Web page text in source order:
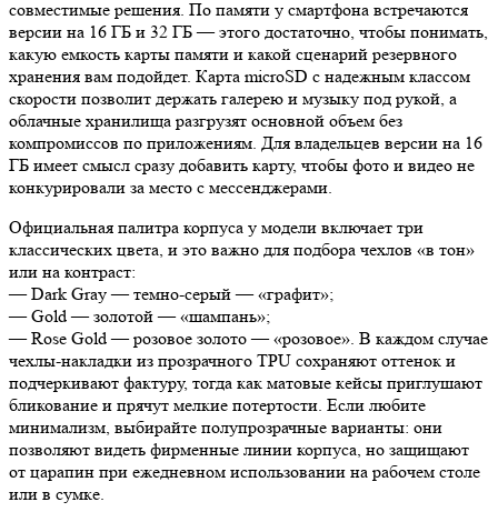
совместимые решения. По памяти у смартфона встречаются
версии на 16 ГБ и 32 ГБ — этого достаточно, чтобы понимать,
какую емкость карты памяти и какой сценарий резервного
хранения вам подойдет. Карта microSD с надежным классом
скорости позволит держать галерею и музыку под рукой, а
облачные хранилища разгрузят основной объем без
компромиссов по приложениям. Для владельцев версии на 16
ГБ имеет смысл сразу добавить карту, чтобы фото и видео не
конкурировали за место с мессенджерами.
Официальная палитра корпуса у модели включает три
классических цвета, и это важно для подбора чехлов «в тон»
или на контраст:
— Dark Gray — темно-серый — «графит»;
— Gold — золотой — «шампань»;
— Rose Gold — розовое золото — «розовое». В каждом случае
чехлы-накладки из прозрачного TPU сохраняют оттенок и
подчеркивают фактуру, тогда как матовые кейсы приглушают
бликование и прячут мелкие потертости. Если любите
минимализм, выбирайте полупрозрачные варианты: они
позволяют видеть фирменные линии корпуса, но защищают
от царапин при ежедневном использовании на рабочем столе
или в сумке.